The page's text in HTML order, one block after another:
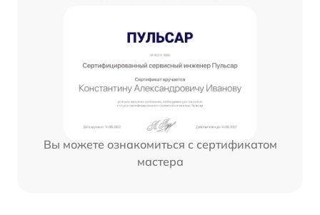
Вы можете ознакомиться с сертификатом
мастера